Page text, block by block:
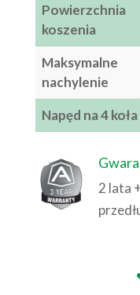
Powierzchnia
koszenia
Maksymalne
nachylenie
Napęd na 4 koła
2 lata